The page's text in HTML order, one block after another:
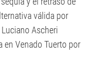
válida por
Ascheri
en Venado Tuerto por